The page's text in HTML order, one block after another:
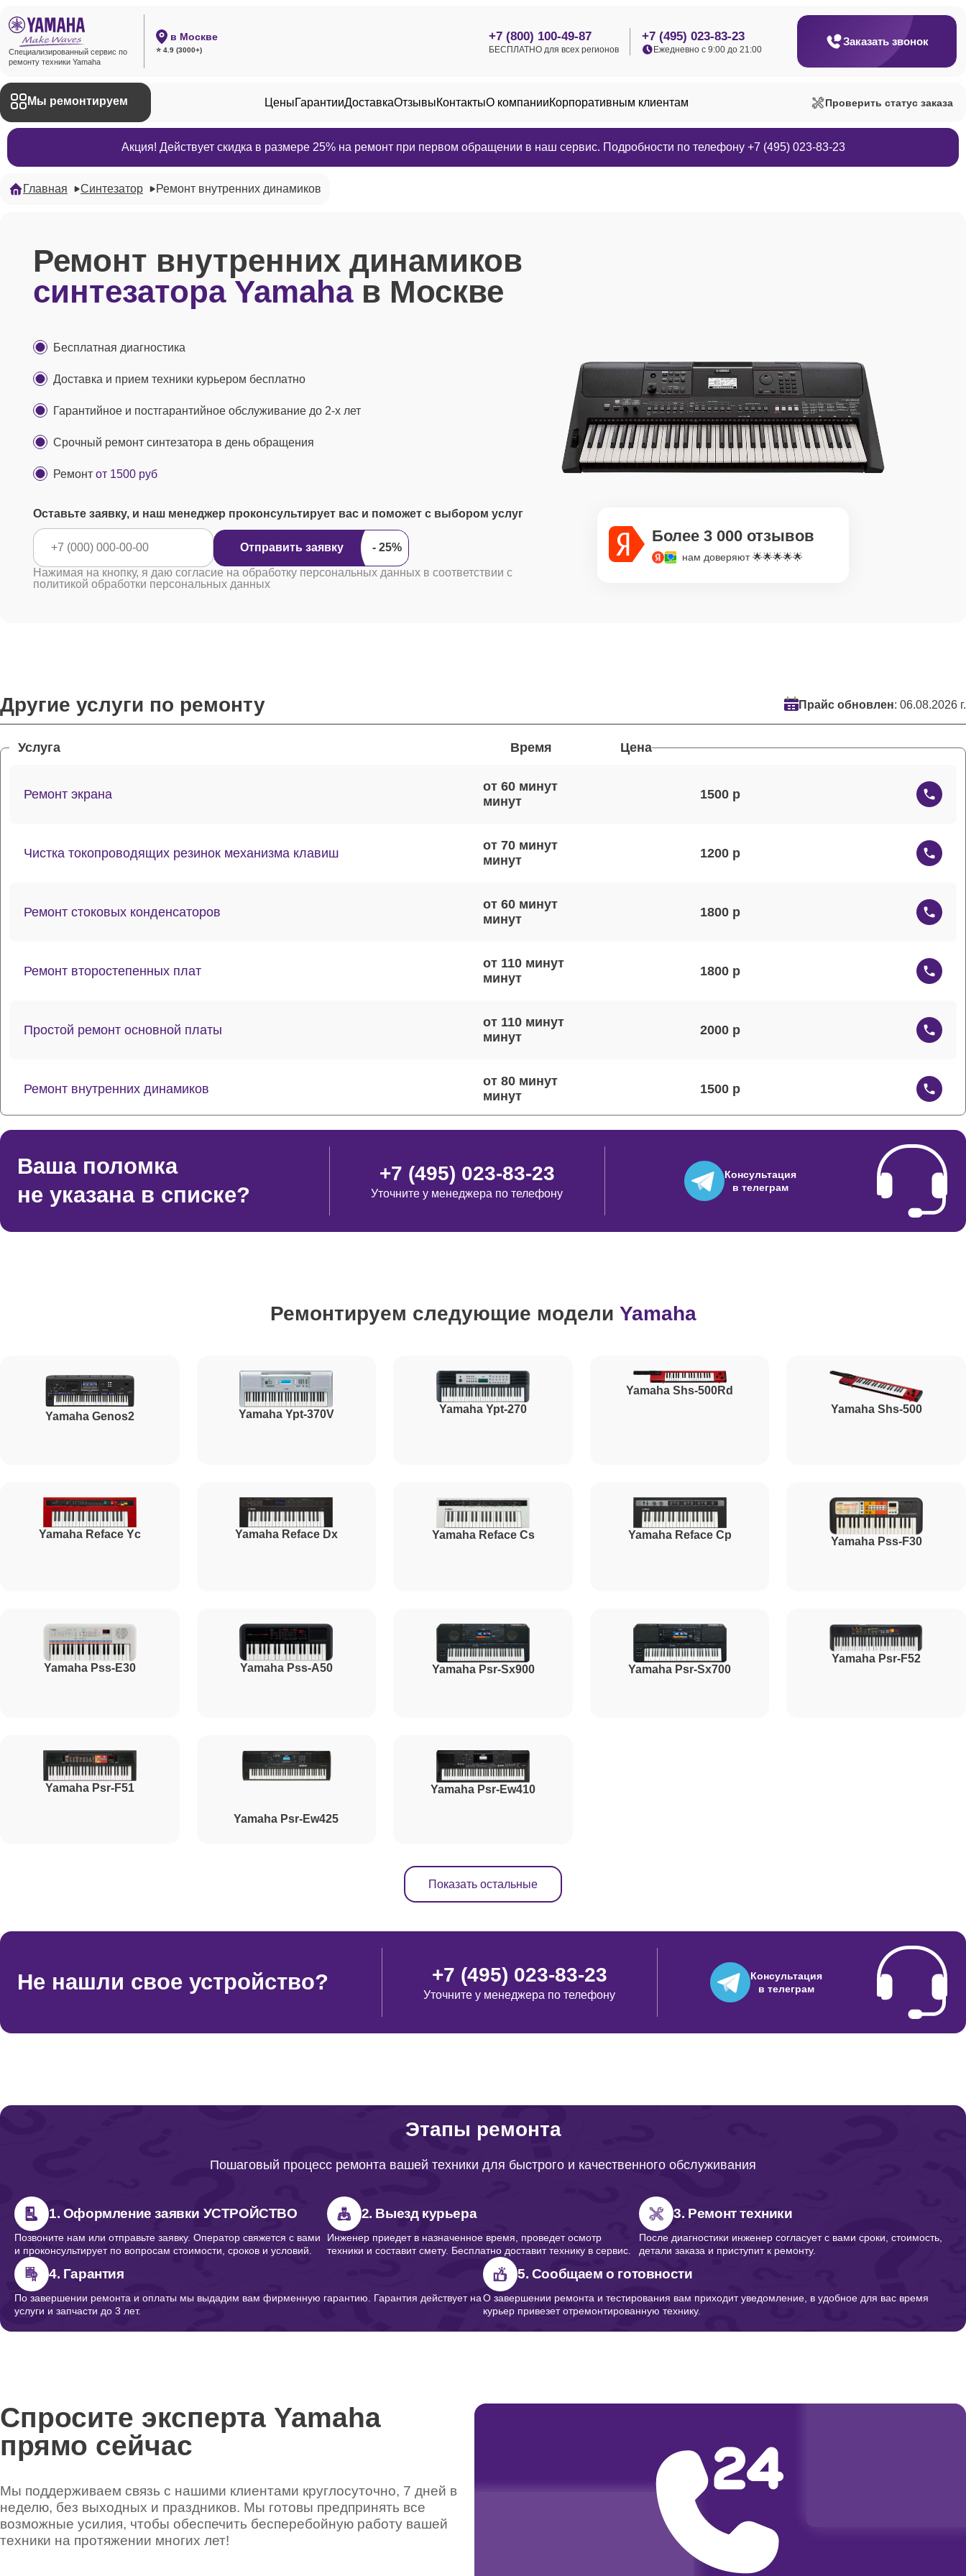
Специализированный сервис по
ремонту техники Yamaha
в Москве
⭐ 4.9 (3000+)
+7 (800) 100-49-87
БЕСПЛАТНО для всех регионов
+7 (495) 023-83-23
Ежедневно с 9:00 до 21:00
Заказать звонок
Мы ремонтируем ЦеныГарантииДоставкаОтзывыКонтактыО компанииКорпоративным клиентам Проверить статус заказа
Акция! Действует скидка в размере 25% на ремонт при первом обращении в наш сервис. Подробности по телефону +7 (495) 023-83-23
Главная Синтезатор Ремонт внутренних динамиков
Ремонт внутренних динамиков
синтезатора Yamahaв Москве
Бесплатная диагностика
Доставка и прием техники курьером бесплатно
Гарантийное и постгарантийное обслуживание до 2-х лет
Срочный ремонт синтезатора в день обращения
Ремонт от 1500 руб
Оставьте заявку, и наш менеджер проконсультирует вас и поможет с выбором услуг
Отправить заявку
Нажимая на кнопку, я даю согласие на обработку персональных данных в соответствии с
политикой обработки персональных данных
Более 3 000 отзывов
нам доверяют 🌟🌟🌟🌟🌟
Другие услуги по ремонту Прайс обновлен: 06.08.2026 г.
Услуга Время Цена
Ремонт экрана
от 60 минут
1500
Чистка токопроводящих резинок механизма клавиш
от 70 минут
1200
Ремонт стоковых конденсаторов
от 60 минут
1800
Ремонт второстепенных плат
от 110 минут
1800
Простой ремонт основной платы
от 110 минут
2000
Ремонт внутренних динамиков
от 80 минут
1500
Ремонт токопроводящих резинок механизма клавиш
от 40 минут
от 60 минут
Ремонт механизма клавиш
от 100 минут
1500
Ремонт клавиш и уплотнителей 1000
от 90 минут
1500
Ремонт стоковых потенциометров
от 110 минут
Ваша поломка
не указана в списке?
+7 (495) 023-83-23
Уточните у менеджера по телефону
Консультация
в телеграм
Ремонтируем следующие модели Yamaha
Yamaha Genos2 Yamaha Ypt-370V Yamaha Ypt-270
Yamaha Shs-500Rd
Yamaha Shs-500
Yamaha Reface Yc Yamaha Reface Dx Yamaha Reface Cs Yamaha Reface Cp
Yamaha Pss-F30
Yamaha Pss-E30 Yamaha Pss-A50 Yamaha Psr-Sx900 Yamaha Psr-Sx700
Yamaha Psr-F52
Yamaha Psr-F51
Yamaha Psr-Ew425
Yamaha Psr-Ew410
Показать остальные
Не нашли свое устройство? +7 (495) 023-83-23
Уточните у менеджера по телефону
Консультация
в телеграм
Этапы ремонта
Пошаговый процесс ремонта вашей техники для быстрого и качественного обслуживания
1. Оформление заявки УСТРОЙСТВО
Позвоните нам или отправьте заявку. Оператор свяжется с вами
и проконсультирует по вопросам стоимости, сроков и условий.
2. Выезд курьера
Инженер приедет в назначенное время, проведет осмотр
техники и составит смету. Бесплатно доставит технику в сервис.
3. Ремонт техники
После диагностики инженер согласует с вами сроки, стоимость,
детали заказа и приступит к ремонту.
4. Гарантия
По завершении ремонта и оплаты мы выдадим вам фирменную гарантию. Гарантия действует на
услуги и запчасти до 3 лет.
5. Сообщаем о готовности
О завершении ремонта и тестирования вам приходит уведомление, в удобное для вас время
курьер привезет отремонтированную технику.
Спросите эксперта Yamaha
прямо сейчас
Мы поддерживаем связь с нашими клиентами круглосуточно, 7 дней в
неделю, без выходных и праздников. Мы готовы предпринять все
возможные усилия, чтобы обеспечить бесперебойную работу вашей
техники на протяжении многих лет!